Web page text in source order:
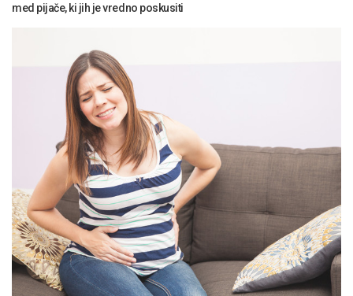
med pijače, ki jih je vredno poskusiti